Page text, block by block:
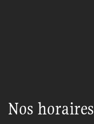
Nos horaires